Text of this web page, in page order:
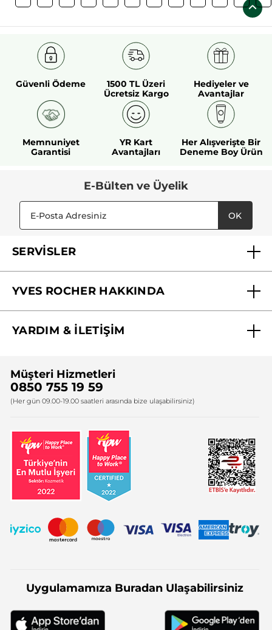
Güvenli Ödeme
1500 TL Üzeri
Ücretsiz Kargo
Hediyeler ve
Avantajlar
Memnuniyet
Garantisi
YR Kart
Avantajları
Her Alışverişte Bir
Deneme Boy Ürün
E-Bülten ve Üyelik
OK
SERVİSLER
YVES ROCHER HAKKINDA
Yves Rocher Vakfı
YARDIM & İLETİŞİM
Bize Ulaşın
Firma Bilgileri
Müşteri Hizmetleri
0850 755 19 59
(Her gün 09.00-19.00 saatleri arasında bize ulaşabilirsiniz)
Uygulamamıza Buradan Ulaşabilirsiniz